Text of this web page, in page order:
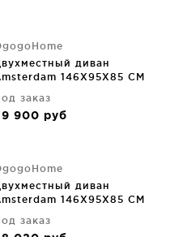
диван
146X95X85 CM
заказ
900 руб
диван
146X95X85 CM
заказ